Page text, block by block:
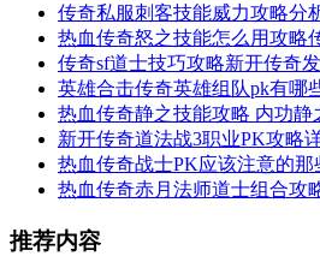
传奇私服​刺客技能威力攻略分
热血传奇怒之技能怎么用攻略
传奇sf道士技巧攻略新开传奇
英雄合击传奇英雄组队pk有哪
热血传奇静之技能攻略 内功静
新开传奇道法战3职业PK攻略
热血传奇战士PK应该注意的那
热血传奇赤月法师道士组合攻
推荐内容